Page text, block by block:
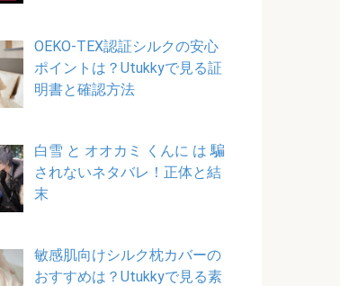
OEKO-TEX認証シルクの安心
ポイントは？Utukkyで見る証
明書と確認方法
白雪 と オオカミ くんに は 騙
されないネタバレ！正体と結
末
敏感肌向けシルク枕カバーの
おすすめは？Utukkyで見る素